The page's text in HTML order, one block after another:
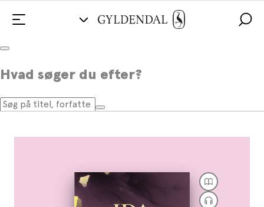
Hvad søger du efter?
Kaptajnen og Ann Barbara